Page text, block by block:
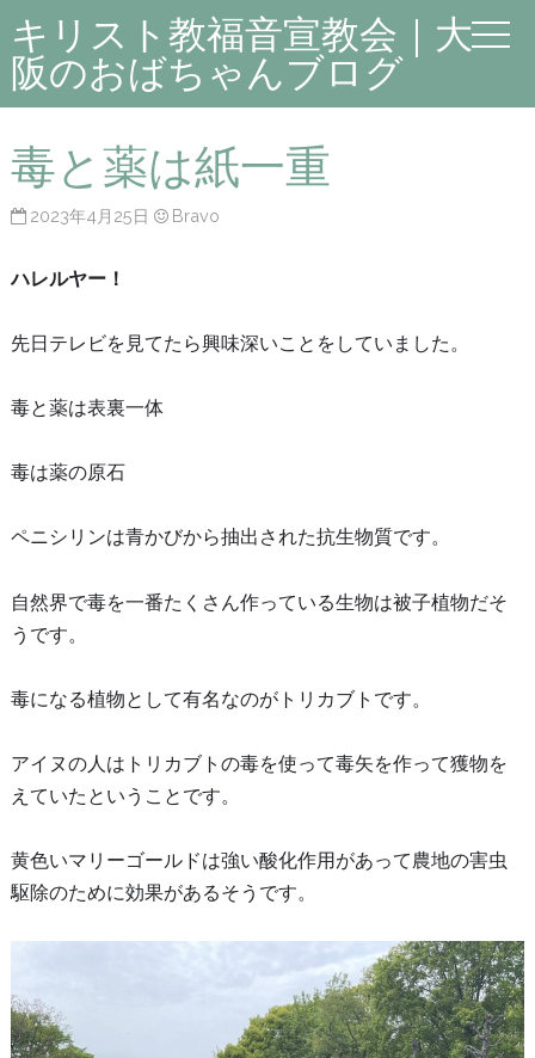
キリスト教福音宣教会｜大
阪のおばちゃんブログ
毒と薬は紙一重
2023年4月25日 Bravo
ハレルヤー！
先日テレビを見てたら興味深いことをしていました。
毒と薬は表裏一体
毒は薬の原石
ペニシリンは青かびから抽出された抗生物質です。
自然界で毒を一番たくさん作っている生物は被子植物だそ
うです。
毒になる植物として有名なのがトリカブトです。
アイヌの人はトリカブトの毒を使って毒矢を作って獲物を
えていたということです。
黄色いマリーゴールドは強い酸化作用があって農地の害虫
駆除のために効果があるそうです。